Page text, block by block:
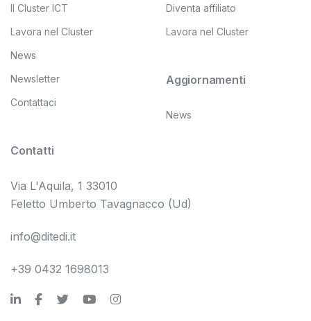
Il Cluster ICT
Lavora nel Cluster
News
Newsletter
Contattaci
Diventa affiliato
Lavora nel Cluster
Aggiornamenti
News
Contatti
Via L'Aquila, 1 33010
Feletto Umberto Tavagnacco (Ud)
info@ditedi.it
+39 0432 1698013